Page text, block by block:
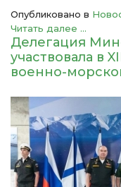
Опубликовано в
Читать далее ...
Делегация
участвовала в
военно-